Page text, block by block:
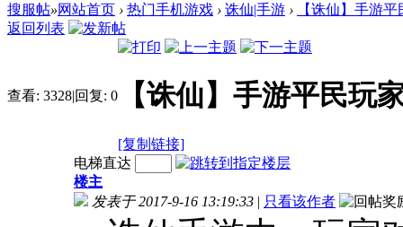
搜服帖»网站首页 › 热门手机游戏 › 诛仙|手游 ›
【诛仙】手游
返回列表
查看: 3328|回复: 0 【诛仙】手游平民玩
[复制链接]
电梯直达
楼主
发表于 2017-9-16 13:19:33 | 只看该作者